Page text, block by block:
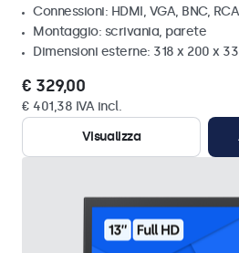
Connessioni: HDMI, VGA, BNC, RCA
Montaggio: scrivania, parete
Dimensioni esterne: 318 x 200 x
€ 329,00
€ 401,38 IVA incl.
Visualizza